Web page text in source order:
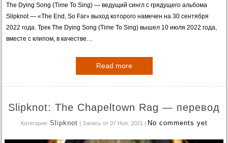
The Dying Song (Time To Sing) — ведущий сингл с грядущего альбома
Slipknot — «The End, So Far» выход которого намечен на 30 сентября
2022 года. Трек The Dying Song (Time To Sing) вышел 10 июля 2022 года,
вместе с клипом, в качестве…
Read more
Slipknot: The Chapeltown Rag — перевод
Категория: Slipknot | Запись от 07 Ноя. 2021 | No comments yet